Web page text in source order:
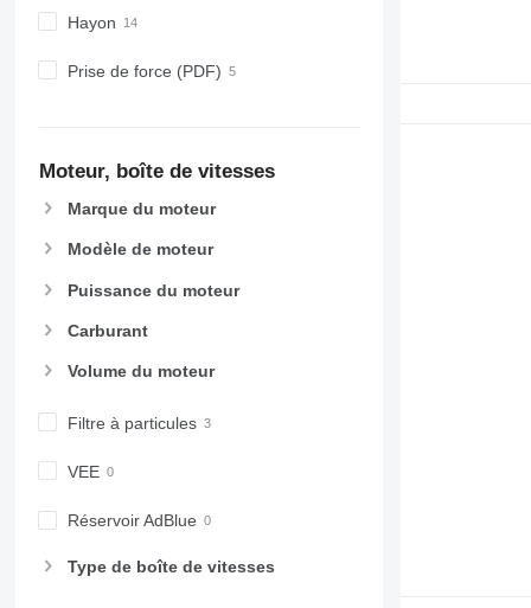
Hayon
Prise de force (PDF)
Moteur, boîte de vitesses
Marque du moteur
Modèle de moteur
Puissance du moteur
Carburant
Volume du moteur
Filtre à particules
VEE
Réservoir AdBlue
Type de boîte de vitesses